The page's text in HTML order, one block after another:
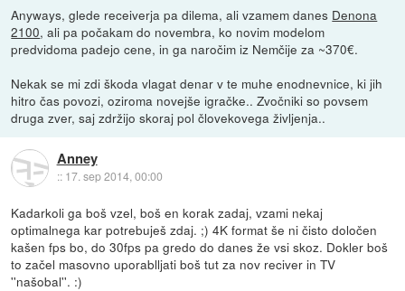
Anyways, glede receiverja pa dilema, ali vzamem danes Denona
2100, ali pa počakam do novembra, ko novim modelom
predvidoma padejo cene, in ga naročim iz Nemčije za ~370€.
Nekak se mi zdi škoda vlagat denar v te muhe enodnevnice, ki jih
hitro čas povozi, oziroma novejše igračke.. Zvočniki so povsem
druga zver, saj zdržijo skoraj pol človekovega življenja..
Anney
:: 17. sep 2014, 00:00
Kadarkoli ga boš vzel, boš en korak zadaj, vzami nekaj
optimalnega kar potrebuješ zdaj. ;) 4K format še ni čisto določen
kašen fps bo, do 30fps pa gredo do danes že vsi skoz. Dokler boš
to začel masovno uporablljati boš tut za nov reciver in TV
''našobal''. :)